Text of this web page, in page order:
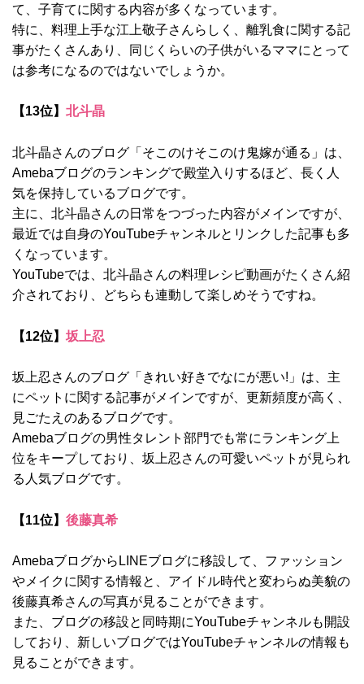
て、子育てに関する内容が多くなっています。
特に、料理上手な江上敬子さんらしく、離乳食に関する記
事がたくさんあり、同じくらいの子供がいるママにとって
は参考になるのではないでしょうか。
【13位】 北斗晶
北斗晶さんのブログ「そこのけそこのけ鬼嫁が通る」は、
Amebaブログのランキングで殿堂入りするほど、長く人
気を保持しているブログです。
主に、北斗晶さんの日常をつづった内容がメインですが、
最近では自身のYouTubeチャンネルとリンクした記事も多
くなっています。
YouTubeでは、北斗晶さんの料理レシピ動画がたくさん紹
介されており、どちらも連動して楽しめそうですね。
【12位】 坂上忍
坂上忍さんのブログ「きれい好きでなにが悪い!」は、主
にペットに関する記事がメインですが、更新頻度が高く、
見ごたえのあるブログです。
Amebaブログの男性タレント部門でも常にランキング上
位をキープしており、坂上忍さんの可愛いペットが見られ
る人気ブログです。
【11位】 後藤真希
AmebaブログからLINEブログに移設して、ファッション
やメイクに関する情報と、アイドル時代と変わらぬ美貌の
後藤真希さんの写真が見ることができます。
また、ブログの移設と同時期にYouTubeチャンネルも開設
しており、新しいブログではYouTubeチャンネルの情報も
見ることができます。